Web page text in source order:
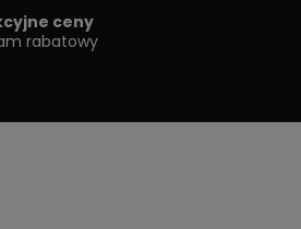
ceny
rabatowy